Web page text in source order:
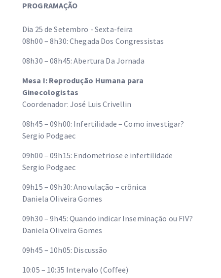
PROGRAMAÇÃO
Dia 25 de Setembro - Sexta-feira
08h00 – 8h30: Chegada Dos Congressistas
08h30 – 08h45: Abertura Da Jornada
Mesa I: Reprodução Humana para
Ginecologistas
Coordenador: José Luis Crivellin
08h45 – 09h00: Infertilidade – Como investigar?
Sergio Podgaec
09h00 – 09h15: Endometriose e infertilidade
Sergio Podgaec
09h15 – 09h30: Anovulação – crônica
Daniela Oliveira Gomes
09h30 – 9h45: Quando indicar Inseminação ou FIV?
Daniela Oliveira Gomes
09h45 – 10h05: Discussão
10:05 – 10:35 Intervalo (Coffee)